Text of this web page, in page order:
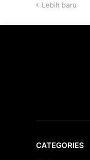
Lebih baru
CATEGORIES